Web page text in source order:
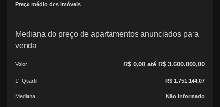
Preço médio dos imóveis
Mediana do preço de apartamentos anunciados para
venda
Valor R$ 0,00 até R$ 3.600.000,00
1° Quartil R$ 1.751.144,07
Mediana Não Informado